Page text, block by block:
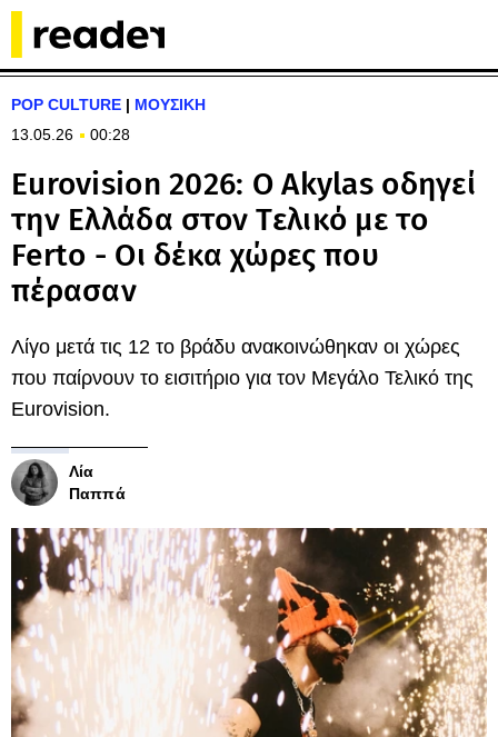
POP CULTURE | ΜΟΥΣΙΚΗ
13.05.26
00:28
Eurovision 2026: Ο Akylas οδηγεί
την Ελλάδα στον Τελικό με το
Ferto - Οι δέκα χώρες που
πέρασαν
Λίγο μετά τις 12 το βράδυ ανακοινώθηκαν οι χώρες
που παίρνουν το εισιτήριο για τον Μεγάλο Τελικό της
Eurovision.
Λία
Παππά